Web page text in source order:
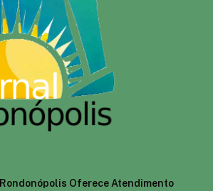
Rondonópolis Oferece Atendimento